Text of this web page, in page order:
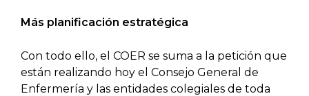
Más planificación estratégica
Con todo ello, el COER se suma a la petición que
están realizando hoy el Consejo General de
Enfermería y las entidades colegiales de toda